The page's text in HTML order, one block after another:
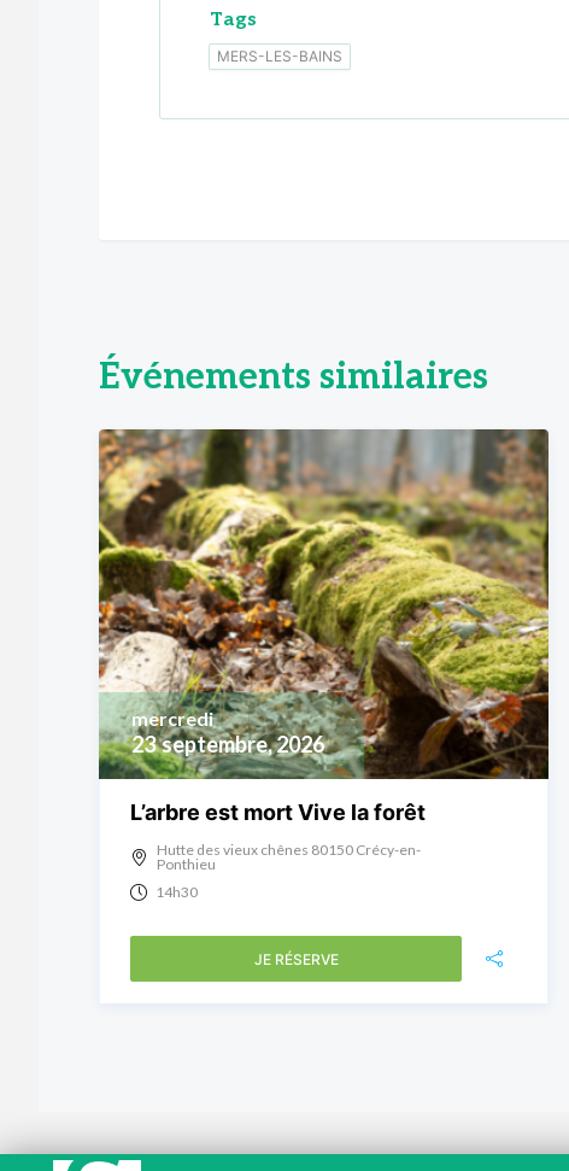
Tags
MERS-LES-BAINS
Événements similaires
23 septembre, 2026
mercredi
L’arbre est mort Vive la forêt
Hutte des vieux chênes 80150 Crécy-en-
Ponthieu
14h30
JE RÉSERVE